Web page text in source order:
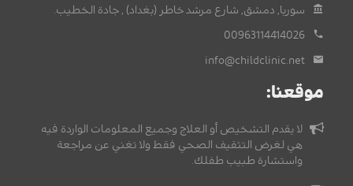
سوريا, دمشق, شارع مرشد خاطر (بغداد) , جادة الخطيب.
00963114414026
info@childclinic.net
موقعنا:
لا يقدم التشخيص أو العلاج وجميع المعلومات الواردة فيه
هي لغرض التثقيف الصحي فقط ولا تغني عن مراجعة
واستشارة طبيب طفلك.